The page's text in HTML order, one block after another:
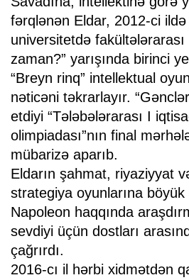
fərqlənən Eldar, 2012-ci ildə
universitetdə
zaman?” yarışında birinci
“Breyn rinq” intellektual
nəticəni təkrarlayır.
etdiyi “Tələbələrarası I
olimpiadası”nın final
mübarizə aparıb.
Eldarın şahmat, riyaziyyat
strategiya oyunlarına böyük
Napoleon haqqında
sevdiyi üçün dostları
çağrırdı.
2016-cı il hərbi xidmətdən